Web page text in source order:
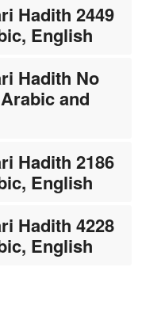
Hadith 2449
English
Hadith No
and
Hadith 2186
English
Hadith 4228
English